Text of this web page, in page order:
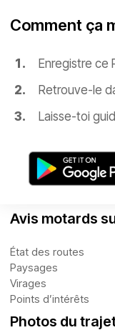
Comment ça
Enregistre ce
Retrouve-le
Laisse-toi
Avis motards
État des routes
Paysages
Virages
Points d’intérêts
Photos du